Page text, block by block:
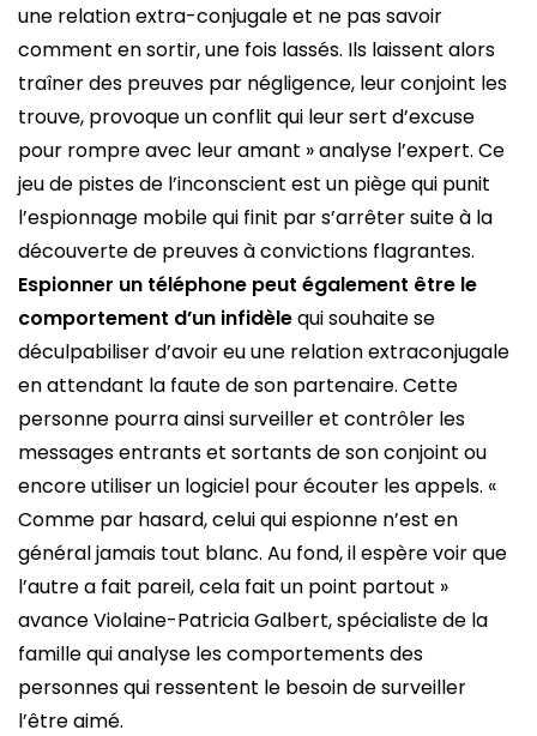
une relation extra-conjugale et ne pas savoir
comment en sortir, une fois lassés. Ils laissent alors
traîner des preuves par négligence, leur conjoint les
trouve, provoque un conflit qui leur sert d’excuse
pour rompre avec leur amant » analyse l’expert. Ce
jeu de pistes de l’inconscient est un piège qui punit
l’espionnage mobile qui finit par s’arrêter suite à la
découverte de preuves à convictions flagrantes.
Espionner un téléphone peut également être le
comportement d’un infidèlequi souhaite se
déculpabiliser d’avoir eu une relation extraconjugale
en attendant la faute de son partenaire. Cette
personne pourra ainsi surveiller et contrôler les
messages entrants et sortants de son conjoint ou
encore utiliser un logiciel pour écouter les appels. «
Comme par hasard, celui qui espionne n’est en
général jamais tout blanc. Au fond, il espère voir que
l’autre a fait pareil, cela fait un point partout »
avance Violaine-Patricia Galbert, spécialiste de la
famille qui analyse les comportements des
personnes qui ressentent le besoin de surveiller
l’être aimé.